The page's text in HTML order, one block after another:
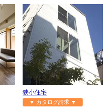
狭小住宅
▼ カタログ請求 ▼